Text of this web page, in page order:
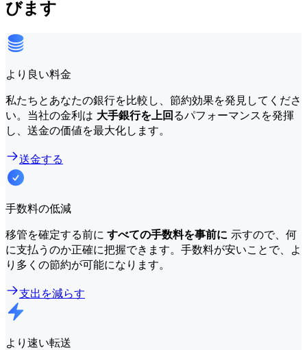
びます
より良い料金
私たちとあなたの銀行を比較し、節約効果を発見してくださ
い。当社の金利は 大手銀行を上回るパフォーマンスを発揮
し、送金の価値を最大化します。
送金する
手数料の低減
移管を確定する前に すべての手数料を事前に 示すので、何
に支払うのか正確に把握できます。手数料が安いことで、よ
り多くの節約が可能になります。
支出を減らす
より速い転送